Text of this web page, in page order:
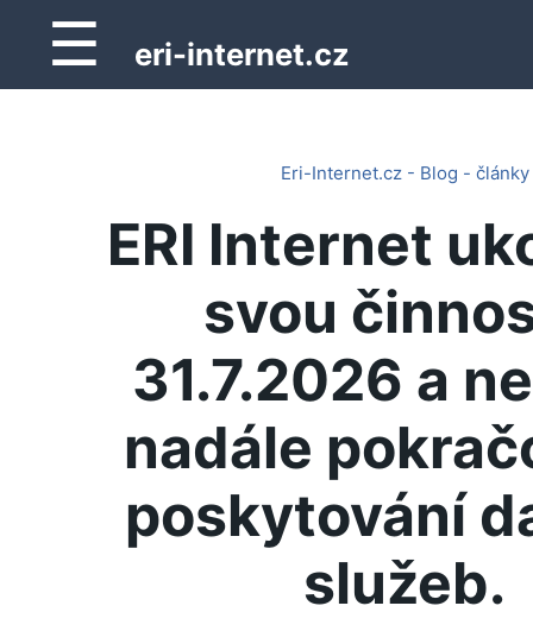
☰ eri-internet.cz
Eri-Internet.cz - Blog - články
ERI Internet
svou
31.7.2026 a
nadále
poskytování
služeb.